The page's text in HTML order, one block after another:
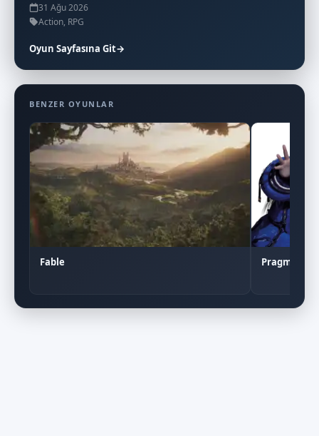
31 Ağu 2026
Action, RPG
Oyun Sayfasına Git→
BENZER OYUNLAR
Fable Pragmata